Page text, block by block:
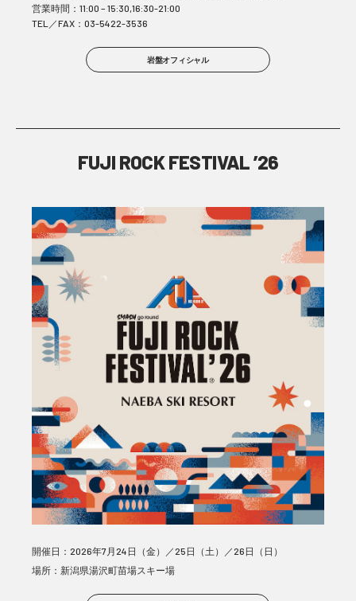
営業時間：11:00 – 15:30,16:30-21:00
TEL／FAX：03-5422-3536
岩盤オフィシャル
FUJI ROCK FESTIVAL ’26
開催日：2026年7月24日（金）／25日（土）／26日（日）
場所：新潟県湯沢町苗場スキー場